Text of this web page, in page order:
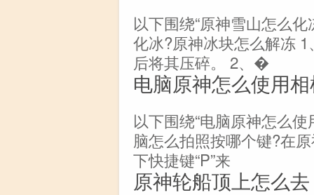
以下围绕“原神雪山怎么
化冰?原神冰块怎么解冻
后将其压碎。 2、�
电脑原神怎么使用
以下围绕“电脑原神怎么
脑怎么拍照按哪个键?在
下快捷键“P”来
原神轮船顶上怎么去